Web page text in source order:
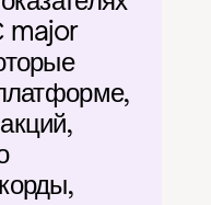
major